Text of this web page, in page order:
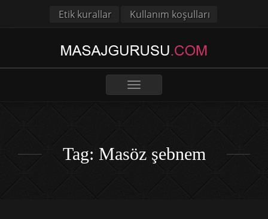
Etik kurallar Kullanım koşulları
Toggle
Tag: Masöz şebnem